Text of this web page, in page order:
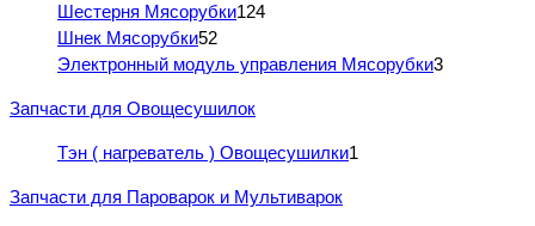
Шестерня Мясорубки124
Шнек Мясорубки52
Электронный модуль управления Мясорубки3
Запчасти для Овощесушилок
Тэн ( нагреватель ) Овощесушилки1
Запчасти для Пароварок и Мультиварок